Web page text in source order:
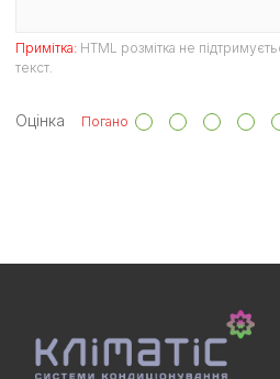
Примітка: HTML розмітка не
текст.
Оцінка Погано